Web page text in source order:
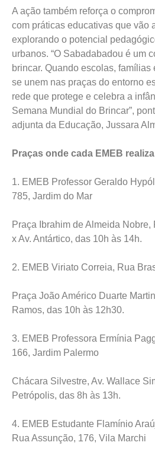
A ação também reforça o
com práticas educativas que vão
explorando o potencial
urbanos. “O Sabadabadou é um
brincar. Quando escolas,
se unem nas praças do entorno
rede que protege e celebra a
Semana Mundial do Brincar”,
adjunta da Educação, Jussara
Praças onde cada EMEB
1. EMEB Professor Geraldo
785, Jardim do Mar
Praça Ibrahim de Almeida Nobre,
x Av. Antártico, das 10h às 14h.
2. EMEB Viriato Correia, Rua
Praça João Américo Duarte
Ramos, das 10h às 12h30.
3. EMEB Professora Ermínia
166, Jardim Palermo
Chácara Silvestre, Av. Wallace
Petrópolis, das 8h às 13h.
4. EMEB Estudante Flamínio
Rua Assunção, 176, Vila Marchi